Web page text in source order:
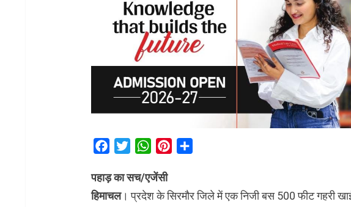
Facebook
TwitterWhatsAppPinterest
पहाड़ का सच/एजेंसी
हिमाचल। प्रदेश के सिरमौर जिले में एक निजी बस 500 फीट गहरी